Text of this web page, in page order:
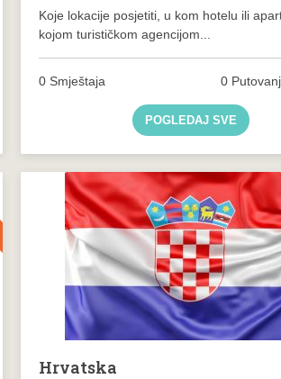
Koje lokacije posjetiti, u kom hotelu ili
kojom turističkom agencijom...
0 Smještaja 0
POGLEDAJ SVE
Hrvatska